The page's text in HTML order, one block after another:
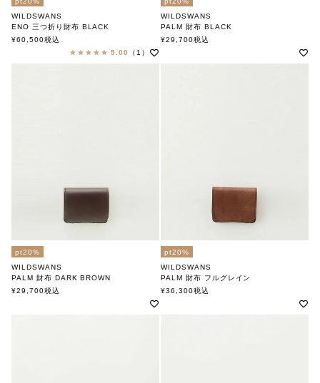
WILDSWANS
ENO 三つ折り財布 BLACK
ワイルドスワンズ
¥60,500税込
5.00
（1）
WILDSWANS
PALM 財布 BLACK
ワイルドスワンズ
¥29,700税込
pt20%
WILDSWANS
PALM 財布 DARK BROWN
ワイルドスワンズ
¥29,700税込
pt20%
WILDSWANS
PALM 財布 フルグレイン
ワイルドスワンズ
¥36,300税込